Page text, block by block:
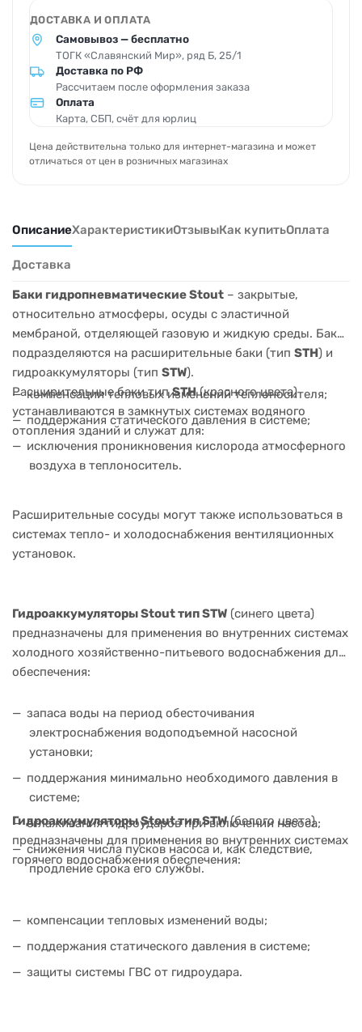
ДОСТАВКА И ОПЛАТА
Самовывоз — бесплатно
ТОГК «Славянский Мир», ряд Б, 25/1
Доставка по РФ
Рассчитаем после оформления заказа
Оплата
Карта, СБП, счёт для юрлиц
Цена действительна только для интернет-магазина и может
отличаться от цен в розничных магазинах
ОписаниеХарактеристикиОтзывыКак купитьОплата
Доставка
Баки гидропневматические Stout – закрытые,
относительно атмосферы, осуды с эластичной
мембраной, отделяющей газовую и жидкую среды. Баки
подразделяются на расширительные баки (тип STН) и
гидроаккумуляторы (тип STW).
Расширительные баки типSTН(красного цвета)
устанавливаются в замкнутых системах водяного
отопления зданий и служат для:
компенсации тепловых изменений теплоносителя;
поддержания статического давления в системе;
исключения проникновения кислорода атмосферного
воздуха в теплоноситель.
Расширительные сосуды могут также использоваться в
системах тепло- и холодоснабжения вентиляционных
установок.
Гидроаккумуляторы Stout тип STW (синего цвета)
предназначены для применения во внутренних системах
холодного хозяйственно-питьевого водоснабжения для
обеспечения:
запаса воды на период обесточивания
электроснабжения водоподъемной насосной
установки;
поддержания минимально необходимого давления в
системе;
сглаживания гидроударов при включении насоса;
снижения числа пусков насоса и, как следствие,
продление срока его службы.
Гидроаккумуляторы Stout тип STW(белого цвета)
предназначены для применения во внутренних системах
горячего водоснабжения обеспечения:
компенсации тепловых изменений воды;
поддержания статического давления в системе;
защиты системы ГВС от гидроудара.